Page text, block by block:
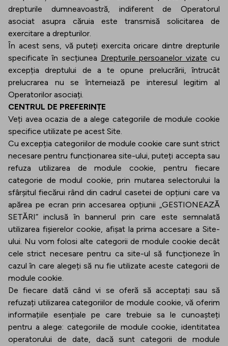
drepturile dumneavoastră, indiferent de Operatorul
asociat asupra căruia este transmisă solicitarea de
exercitare a drepturilor.
În acest sens, vă puteți exercita oricare dintre drepturile
specificate în secțiunea Drepturile persoanelor vizate cu
excepția dreptului de a te opune prelucrării, întrucât
prelucrarea nu se întemeiază pe interesul legitim al
Operatorilor asociați.
CENTRUL DE PREFERINȚE
Veți avea ocazia de a alege categoriile de module cookie
specifice utilizate pe acest Site.
Cu excepția categoriilor de module cookie care sunt strict
necesare pentru funcționarea site-ului, puteți accepta sau
refuza utilizarea de module cookie, pentru fiecare
categorie de modul cookie, prin mutarea selectorului la
sfârșitul fiecărui rând din cadrul casetei de opțiuni care va
apărea pe ecran prin accesarea opțiunii „GESTIONEAZĂ
SETĂRI” inclusă în bannerul prin care este semnalată
utilizarea fișierelor cookie, afișat la prima accesare a Site-
ului. Nu vom folosi alte categorii de module cookie decât
cele strict necesare pentru ca site-ul să funcționeze în
cazul în care alegeți să nu fie utilizate aceste categorii de
module cookie.
De fiecare dată când vi se oferă să acceptați sau să
refuzați utilizarea categoriilor de module cookie, vă oferim
informațiile esențiale pe care trebuie sa le cunoașteți
pentru a alege: categoriile de module cookie, identitatea
operatorului de date, dacă sunt categorii de module